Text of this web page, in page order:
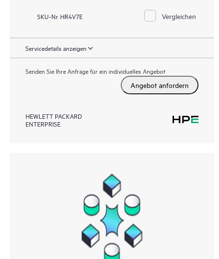
SKU-Nr. HR4V7E Vergleichen
Servicedetails anzeigen
Senden Sie Ihre Anfrage für ein individuelles Angebot
Angebot anfordern
HEWLETT PACKARD
ENTERPRISE